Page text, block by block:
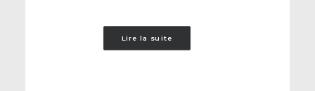
Lire la suite